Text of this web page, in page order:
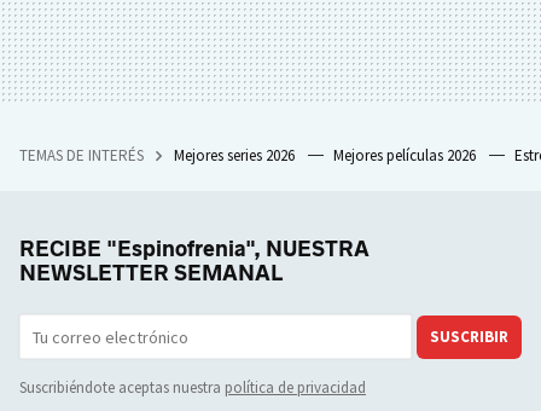
TEMAS DE INTERÉS Mejores series 2026 Mejores películas 2026
RECIBE "Espinofrenia", NUESTRA
NEWSLETTER SEMANAL
SUSCRIBIR
Suscribiéndote aceptas nuestra política de privacidad